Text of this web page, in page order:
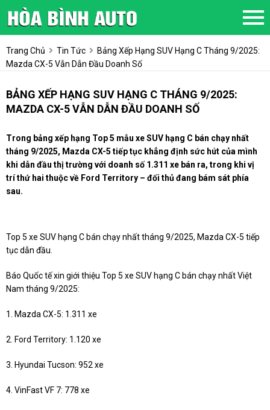
Trang Chủ Tin Tức
Bảng Xếp Hạng SUV Hạng C Tháng 9/2025:
Mazda CX-5 Vẫn Dẫn Đầu Doanh Số
BẢNG XẾP HẠNG SUV HẠNG C THÁNG 9/2025:
MAZDA CX-5 VẪN DẪN ĐẦU DOANH SỐ
Trong bảng xếp hạng Top 5 mẫu xe SUV hạng C bán chạy nhất
tháng 9/2025, Mazda CX-5 tiếp tục khẳng định sức hút của mình
khi dẫn đầu thị trường với doanh số 1.311 xe bán ra, trong khi vị
trí thứ hai thuộc về Ford Territory – đối thủ đang bám sát phía
sau.
Top 5 xe SUV hạng C bán chạy nhất tháng 9/2025, Mazda CX-5 tiếp
tục dẫn đầu.
Báo Quốc tế xin giới thiệu Top 5 xe SUV hạng C bán chạy nhất Việt
Nam tháng 9/2025:
1. Mazda CX-5: 1.311 xe
2. Ford Territory: 1.120 xe
3. Hyundai Tucson: 952 xe
4. VinFast VF 7: 778 xe